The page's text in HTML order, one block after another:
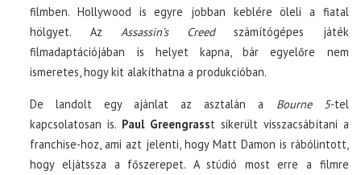
filmben. Hollywood is egyre jobban keblére öleli a fiatal
hölgyet. Az Assassin’s Creedszámítógépes játék
filmadaptációjában is helyet kapna, bár egyelőre nem
ismeretes, hogy kit alakíthatna a produkcióban.
De landolt egy ajánlat az asztalán a Bourne 5-tel
kapcsolatosan is. Paul Greengrasst sikerült visszacsábítani a
franchise-hoz, ami azt jelenti, hogy Matt Damon is rábólintott,
hogy eljátssza a főszerepet. A stúdió most erre a filmre